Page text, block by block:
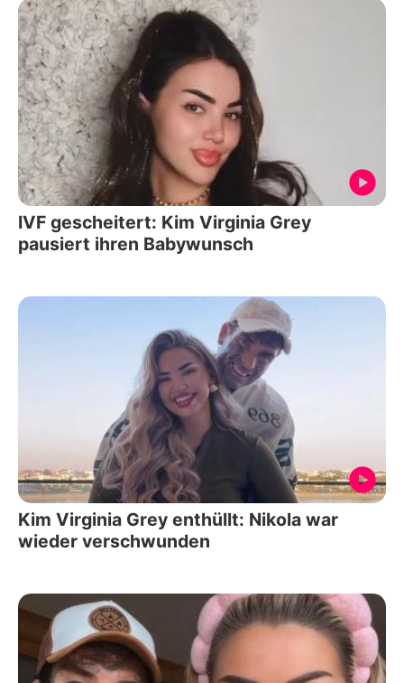
IVF gescheitert: Kim Virginia Grey
pausiert ihren Babywunsch
Kim Virginia Grey enthüllt: Nikola war
wieder verschwunden